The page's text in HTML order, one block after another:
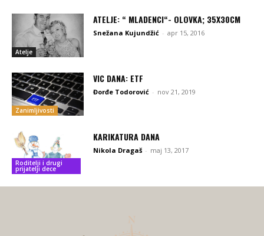
Atelje
ATELJE: “ MLADENCI“- OLOVKA; 35X30CM
Snežana Kujundžić - apr 15, 2016
Zanimljivosti
VIC DANA: ETF
Đorđe Todorović - nov 21, 2019
Roditelji i drugi
prijatelji dece
KARIKATURA DANA
Nikola Dragaš - maj 13, 2017